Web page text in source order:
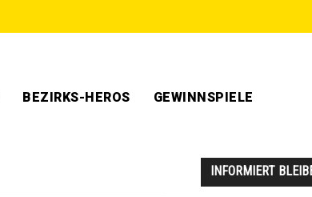
BEZIRKS-HEROS GEWINNSPIELE
INFORMIERT